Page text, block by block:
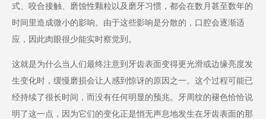
式、咬合接触、磨蚀性颗粒以及磨牙习惯，都会在数月甚至数年的
时间里造成微小的影响。由于这些影响是分散的，口腔会逐渐适
应，因此肉眼很少能实时察觉到。
这就是为什么当人们最终注意到牙齿表面变得更光滑或边缘亮度发
生变化时，缓慢磨损会让人感到惊讶的原因之一。这个过程可能已
经持续了很长时间，而没有任何明显的预兆。牙周纹的褪色恰恰说
明了这一点，因为它们的变化正是悄无声息地发生在牙齿表面的那